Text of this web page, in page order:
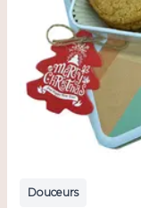
Douceurs